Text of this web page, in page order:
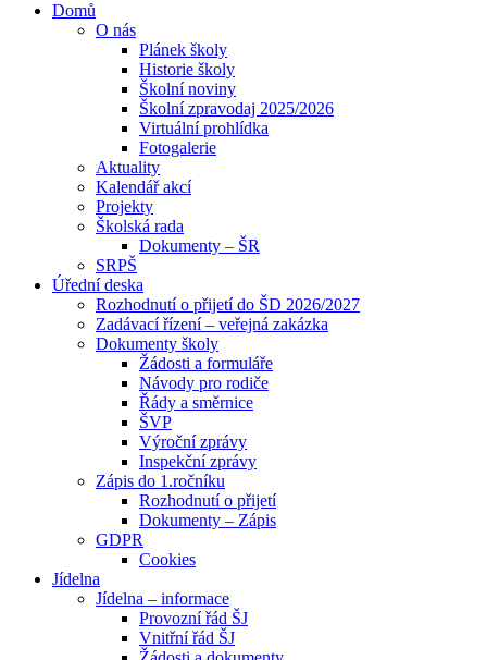
Domů
O nás
Plánek školy
Historie školy
Školní noviny
Školní zpravodaj 2025/2026
Virtuální prohlídka
Fotogalerie
Aktuality
Kalendář akcí
Projekty
Školská rada
Dokumenty – ŠR
SRPŠ
Úřední deska
Rozhodnutí o přijetí do ŠD 2026/2027
Zadávací řízení – veřejná zakázka
Dokumenty školy
Žádosti a formuláře
Návody pro rodiče
Řády a směrnice
ŠVP
Výroční zprávy
Inspekční zprávy
Zápis do 1.ročníku
Rozhodnutí o přijetí
Dokumenty – Zápis
GDPR
Cookies
Jídelna
Jídelna – informace
Provozní řád ŠJ
Vnitřní řád ŠJ